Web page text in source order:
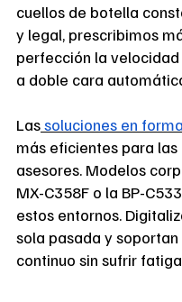
cuellos de botella
y legal, prescribimos
perfección la
a doble cara
Lassoluciones en
más eficientes para
asesores. Modelos
MX-C358F o la BP-
estos entornos.
sola pasada y
continuo sin sufrir